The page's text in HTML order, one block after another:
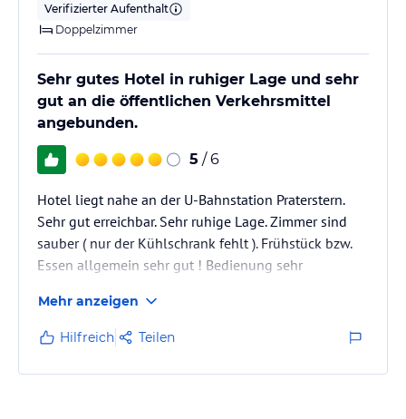
Verifizierter Aufenthalt
Doppelzimmer
Sehr gutes Hotel in ruhiger Lage und sehr
gut an die öffentlichen Verkehrsmittel
angebunden.
5 / 6
Hotel liegt nahe an der U-Bahnstation Praterstern.
Sehr gut erreichbar. Sehr ruhige Lage. Zimmer sind
sauber ( nur der Kühlschrank fehlt ). Frühstück bzw.
Essen allgemein sehr gut ! Bedienung sehr
Mehr anzeigen
Hilfreich Teilen